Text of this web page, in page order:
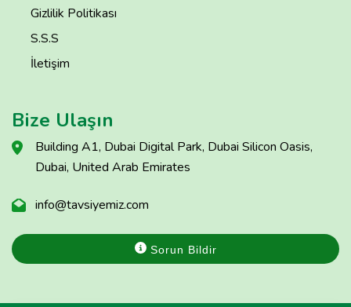
Gizlilik Politikası
S.S.S
İletişim
Bize Ulaşın
Building A1, Dubai Digital Park, Dubai Silicon Oasis,
Dubai, United Arab Emirates
info@tavsiyemiz.com
Sorun Bildir